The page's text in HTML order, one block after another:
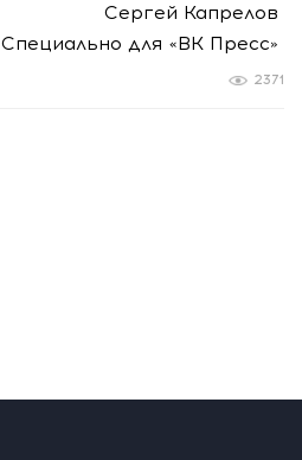
Сергей Капрелов
Специально для «ВК Пресс»
2371